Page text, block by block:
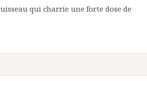
qui charrie une forte dose de